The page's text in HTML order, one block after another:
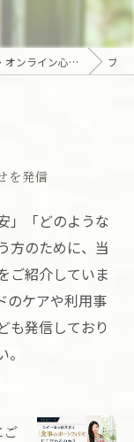
東京の高級出張・訪問｜マッサージ・エステ・オンライン心理カウンセリング｜六本木・麻布・赤坂・青山・白金・港区・東京23区｜アロマオイルとディープリンパで贅沢なひとときを「Camellia Tokyo（カメリア東京）」 ブログ
を発信
」「どのような
方のために、当
ご紹介していま
のケアや利用事
も発信しており
ご